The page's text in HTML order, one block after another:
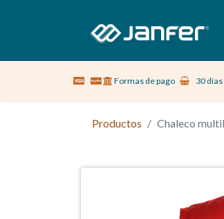
Sobre nosotros Vestuario Laboral
Formas de pago 30
Productos Chaleco